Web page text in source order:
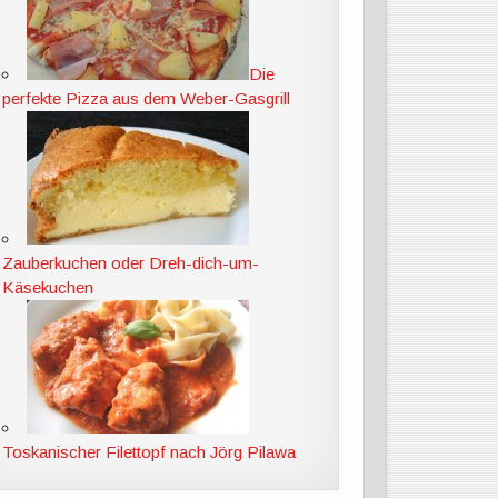
Die
perfekte Pizza aus dem Weber-Gasgrill
Zauberkuchen oder Dreh-dich-um-
Käsekuchen
Toskanischer Filettopf nach Jörg Pilawa